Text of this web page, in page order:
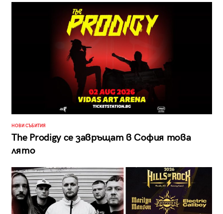
НОВИ СЪБИТИЯ
The Prodigy се завръщат в София това
лято